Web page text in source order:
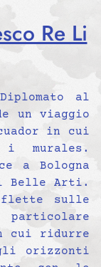
Re Li
al
un viaggio
in cui
murales.
a Bologna
Belle Arti.
sulle
particolare
cui ridurre
orizzonti